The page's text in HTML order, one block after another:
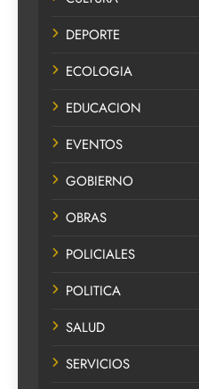
DEPORTE
ECOLOGIA
EDUCACION
EVENTOS
GOBIERNO
OBRAS
POLICIALES
POLITICA
SALUD
SERVICIOS